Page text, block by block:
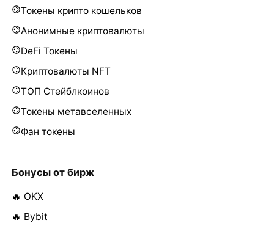
Токены крипто кошельков
Анонимные криптовалюты
DeFi Токены
Криптовалюты NFT
ТОП Стейблкоинов
Токены метавселенных
Фан токены
Бонусы от бирж
🔥 OKX
🔥 Bybit